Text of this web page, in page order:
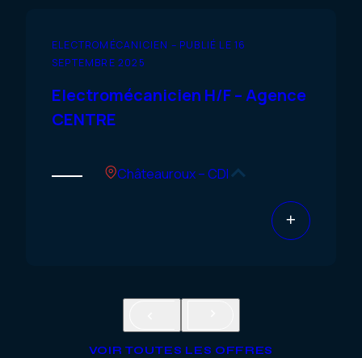
ELECTROMÉCANICIEN – PUBLIÉ LE 16
SEPTEMBRE 2025
Electromécanicien H/F – Agence
CENTRE
Châteauroux – CDI
VOIR TOUTES LES OFFRES